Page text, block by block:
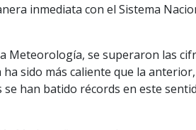
inmediata con el Sistema
Meteorología, se superaron las
sido más caliente que la
han batido récords en este